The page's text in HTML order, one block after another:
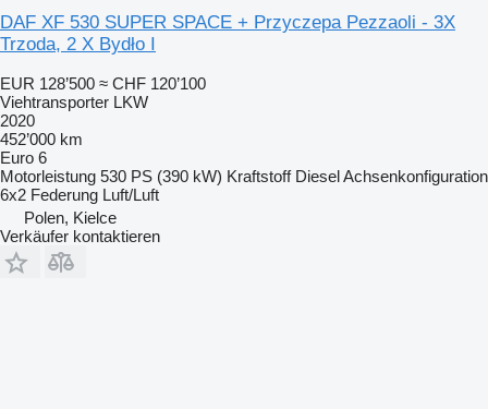
DAF XF 530 SUPER SPACE + Przyczepa Pezzaoli - 3X
Trzoda, 2 X Bydło I
EUR 128’500 ≈ CHF 120’100
Viehtransporter LKW
2020
452’000 km
Euro 6
Motorleistung 530 PS (390 kW) Kraftstoff DieselAchsenkonfiguration
6x2 Federung Luft/Luft
Polen, Kielce
Verkäufer kontaktieren